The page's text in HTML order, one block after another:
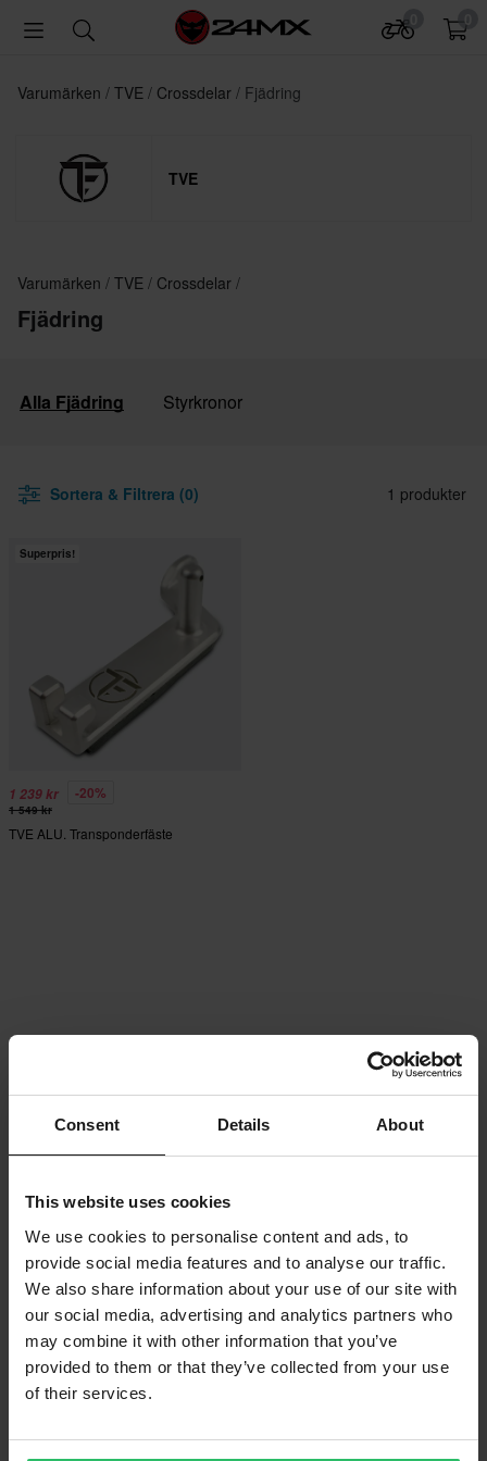
Consent Details About
This website uses cookies
We use cookies to personalise content and ads, to
provide social media features and to analyse our traffic.
We also share information about your use of our site with
our social media, advertising and analytics partners who
may combine it with other information that you’ve
provided to them or that they’ve collected from your use
of their services.
Varumärken TVE Crossdelar Fjädring
TVE
Varumärken TVE Crossdelar
Fjädring
Alla Fjädring Styrkronor
Sortera & Filtrera (0) 1 produkter
Superpris!
1 239 kr -20%
1 549 kr
TVE ALU. Transponderfäste